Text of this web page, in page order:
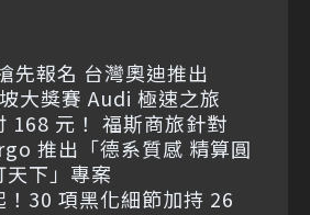
先報名 台灣奧迪推出
大獎賽 Audi 極速之旅
168 元！ 福斯商旅針對
推出「德系質感 精算圓
下」專案
！30 項黑化細節加持 26